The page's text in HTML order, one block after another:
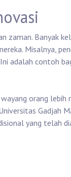
zaman. Banyak
Misalnya,
adalah contoh
orang lebih
Gadjah
yang telah